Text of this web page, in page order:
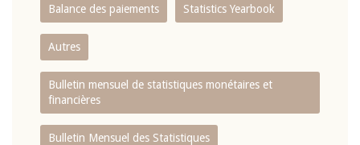
Balance des paiements Statistics Yearbook
Autres
Bulletin mensuel de statistiques monétaires et
financières
Bulletin Mensuel des Statistiques